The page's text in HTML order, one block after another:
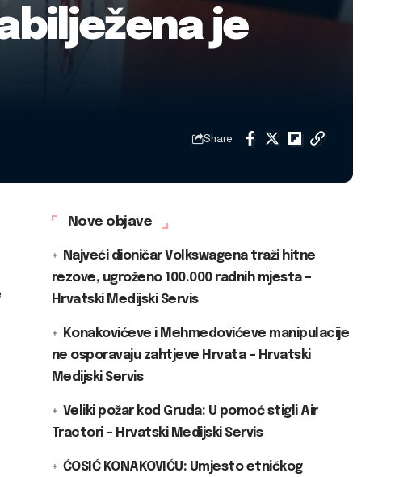
je
Share
Nove objave
Najveći dioničar Volkswagena traži hitne
rezove, ugroženo 100.000 radnih mjesta –
Hrvatski Medijski Servis
Konakovićeve i Mehmedovićeve manipulacije
ne osporavaju zahtjeve Hrvata – Hrvatski
Medijski Servis
Veliki požar kod Gruda: U pomoć stigli Air
Tractori – Hrvatski Medijski Servis
ĆOSIĆ KONAKOVIĆU: Umjesto etničkog